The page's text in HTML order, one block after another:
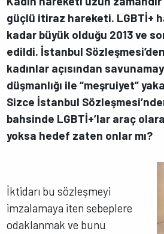
güçlü itiraz hareketi. LGBTİ+
kadar büyük olduğu 2013 ve
edildi. İstanbul Sözleşmesi’den
kadınlar açısından
düşmanlığı ile “meşruiyet”
Sizce İstanbul
bahsinde LGBTİ+’lar araç
yoksa hedef zaten onlar mı?
İktidarı bu sözleşmeyi
imzalamaya iten sebeplere
odaklanmak ve bunu